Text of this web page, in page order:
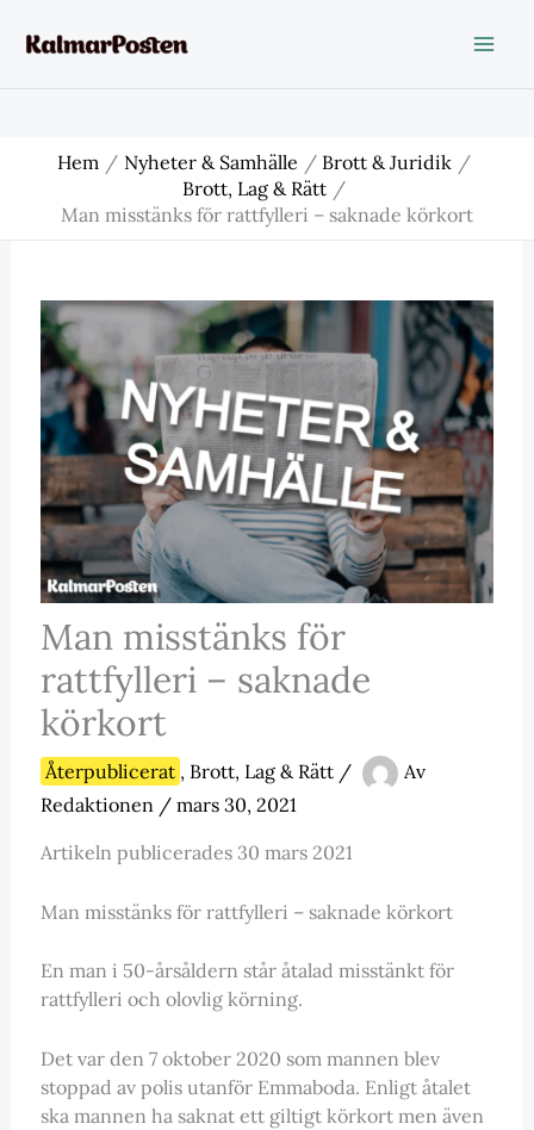
Hem Nyheter & Samhälle
Brott & Juridik
Brott, Lag & Rätt
Man misstänks för rattfylleri – saknade körkort
Man misstänks för
rattfylleri – saknade
körkort
Återpublicerat , Brott, Lag & Rätt/
Av
Redaktionen / mars 30, 2021
Artikeln publicerades 30 mars 2021
Man misstänks för rattfylleri – saknade körkort
En man i 50-årsåldern står åtalad misstänkt för
rattfylleri och olovlig körning.
Det var den 7 oktober 2020 som mannen blev
stoppad av polis utanför Emmaboda. Enligt åtalet
ska mannen ha saknat ett giltigt körkort men även